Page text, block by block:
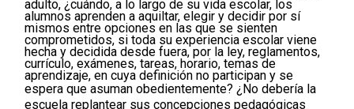
adulto, ¿cuándo, a lo largo de su vida escolar, los
alumnos aprenden a aquiltar, elegir y decidir por sí
mismos entre opciones en las que se sienten
comprometidos, si toda su experiencia escolar viene
hecha y decidida desde fuera, por la ley, reglamentos,
currículo, exámenes, tareas, horario, temas de
aprendizaje, en cuya definición no participan y se
espera que asuman obedientemente? ¿No debería la
escuela replantear sus concepciones pedagógicas